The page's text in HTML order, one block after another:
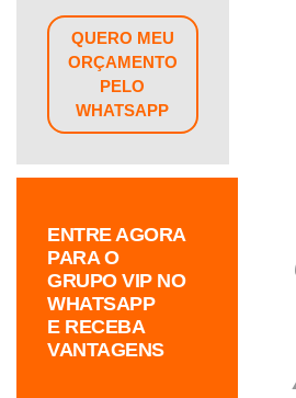
QUERO MEU
ORÇAMENTO
PELO
WHATSAPP
ENTRE AGORA
PARA O
GRUPO VIP NO
WHATSAPP
E RECEBA
VANTAGENS